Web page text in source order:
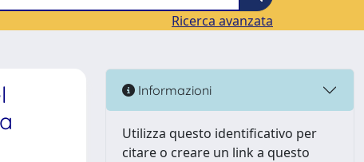
Ricerca avanzata
Informazioni
Utilizza questo identificativo per
citare o creare un link a questo